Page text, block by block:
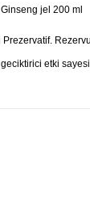
jel 200 ml
etki